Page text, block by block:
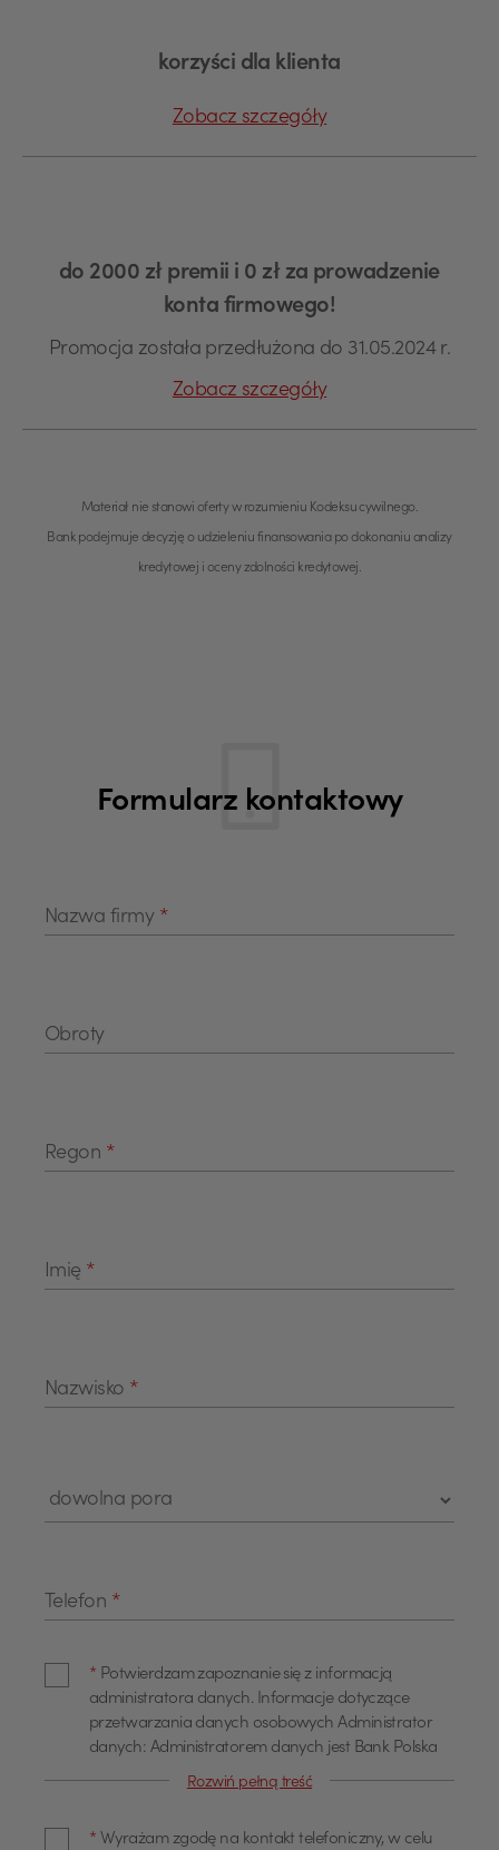
korzyści dla klienta
Zobacz szczegóły
do 2000 zł premii i 0 zł za prowadzenie
konta firmowego!
Promocja została przedłużona do 31.05.2024 r.
Zobacz szczegóły
Materiał nie stanowi oferty w rozumieniu Kodeksu cywilnego.
Bank podejmuje decyzję o udzieleniu finansowania po dokonaniu analizy
kredytowej i oceny zdolności kredytowej.
Formularz kontaktowy
Nazwa firmy *
Obroty
Regon *
Imię *
Nazwisko *
Telefon *
* Potwierdzam zapoznanie się z informacją
administratora danych. Informacje dotyczące
przetwarzania danych osobowych Administrator
danych: Administratorem danych jest Bank Polska
Kasa Opieki Spółka Akcyjna z siedzibą w Warszawie,
skontaktować poprzez adres email
Rozwiń pełną treść
* Wyrażam zgodę na kontakt telefoniczny, w celu